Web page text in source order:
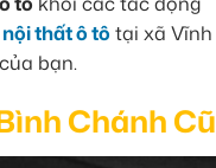
thất ô tôtại xã Vĩnh
bạn.
Chánh Cũ